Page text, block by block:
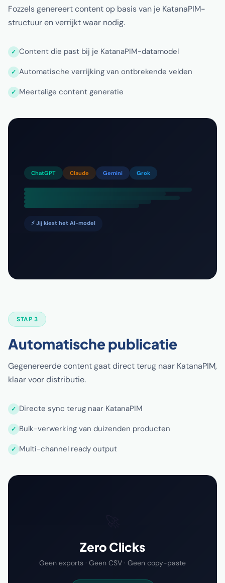
Fozzels genereert content op basis van je KatanaPIM-
structuur en verrijkt waar nodig.
Content die past bij je KatanaPIM-datamodel
Automatische verrijking van ontbrekende velden
Meertalige content generatie
ChatGPT Claude Gemini Grok
⚡ Jij kiest het AI-model
STAP 3
Automatische publicatie
Gegenereerde content gaat direct terug naar KatanaPIM,
klaar voor distributie.
Directe sync terug naar KatanaPIM
Bulk-verwerking van duizenden producten
Multi-channel ready output
Zero Clicks
Geen exports · Geen CSV · Geen copy-paste